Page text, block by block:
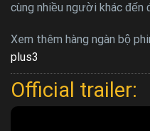
cùng nhiều người khác đến
Xem thêm hàng ngàn bộ
plus3
Official trailer: